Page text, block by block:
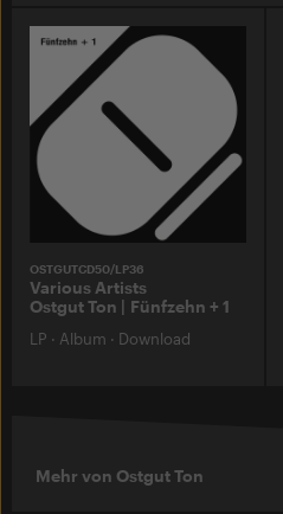
OSTGUTCD50/LP36
Various Artists
Ostgut Ton | Fünfzehn + 1
LP · Album · Download
Mehr von Ostgut Ton